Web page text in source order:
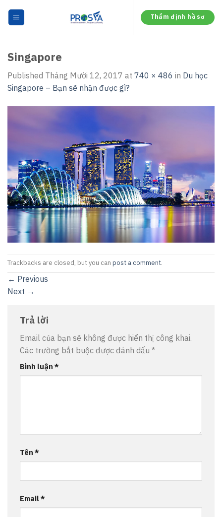
Thẩm định hồ sơ
Singapore
Published Tháng Mười 12, 2017 at 740 × 486 in Du học
Singapore – Bạn sẽ nhận được gì?
Trackbacks are closed, but you can post a comment.
← Previous
Next →
Trả lời
Email của bạn sẽ không được hiển thị công khai.
Các trường bắt buộc được đánh dấu *
Bình luận *
Tên *
Email*